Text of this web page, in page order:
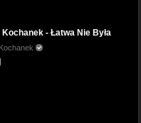
Kochanek - Łatwa Nie Była